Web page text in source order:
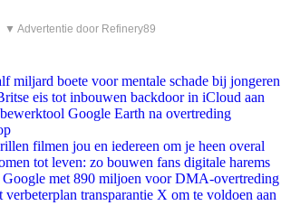
▼ Advertentie door Refinery89
miljard boete voor mentale schade bij jongeren
eis tot inbouwen backdoor in iCloud aan
Google Earth na overtreding
filmen jou en iedereen om je heen overal
tot leven: zo bouwen fans digitale harems
Google met 890 miljoen voor DMA-overtreding
verbeterplan transparantie X om te voldoen aan